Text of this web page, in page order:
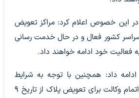
در این خصوص اعلام کرد: مراکز تعویض
کشور فعال و در حال خدمت رسانی
فعالیت خود ادامه خواهند داد.
داد: همچنین با توجه به شرایط
اضطراری پیش آمده؛ اتمام وکالت برای تعویض پلاک از تاریخ ۹